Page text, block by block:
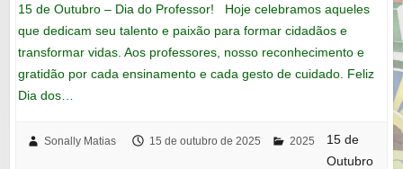
15 de Outubro – Dia do Professor! Hoje celebramos aqueles
que dedicam seu talento e paixão para formar cidadãos e
transformar vidas. Aos professores, nosso reconhecimento e
gratidão por cada ensinamento e cada gesto de cuidado. Feliz
Dia dos…
Sonally Matias 15 de outubro de 2025 2025
15 de
Outubro